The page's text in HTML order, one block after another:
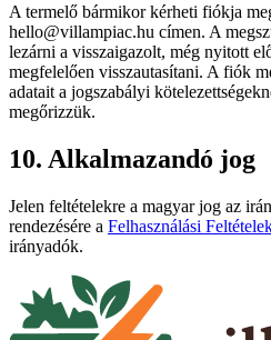
A termelő bármikor kérheti fiókja
hello@villampiac.hu címen. A
lezárni a visszaigazolt, még nyitott
megfelelően visszautasítani. A fiók
adatait a jogszabályi
megőrizzük.
10. Alkalmazandó jog
Jelen feltételekre a magyar jog az
rendezésére a Felhasználási
irányadók.